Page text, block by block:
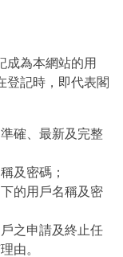
成為本網站的用
登記時，即代表閣
確、最新及完整
及密碼；
的用戶名稱及密
之申請及終止任
由。